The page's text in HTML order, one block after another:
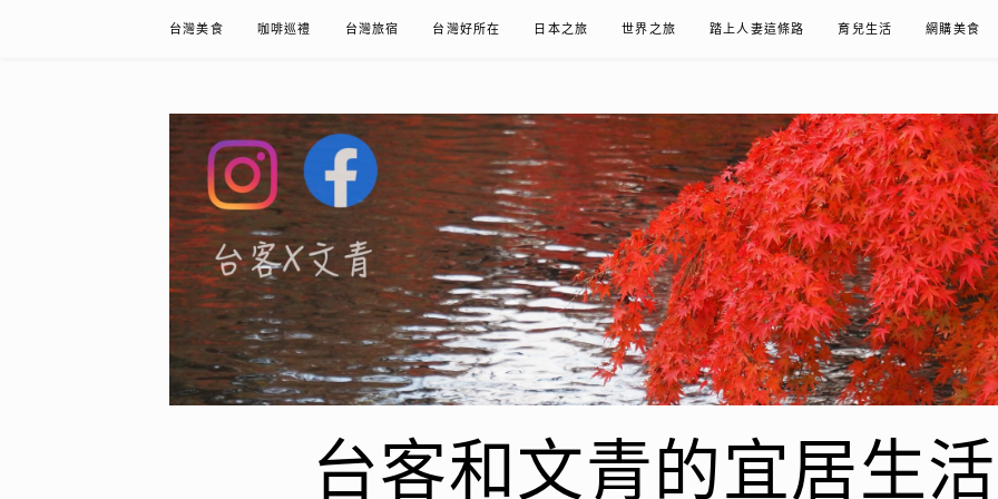
台灣美食 咖啡巡禮 台灣旅宿 台灣好所在 日本之旅 世界之旅 踏上人妻這條路 育兒生活 網購美食
台客和文青的宜居生